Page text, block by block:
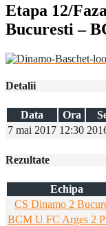
Etapa 12/
Bucuresti –
Detalii
Data Ora
7 mai 2017 12:30
Rezultate
Echipa
CS Dinamo 2
BCM U FC Arges 2